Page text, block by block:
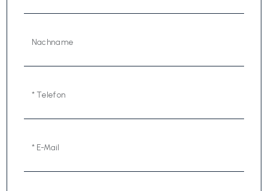
Nachname
* Telefon
* E-Mail